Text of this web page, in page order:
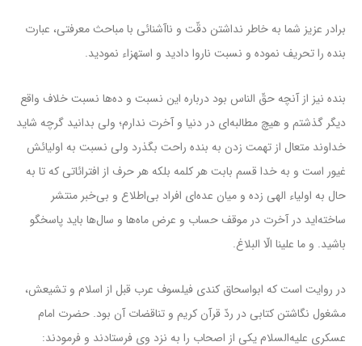
برادر عزیز شما به خاطر نداشتن دقّت و ناآشنائی با مباحث معرفتی، عبارت
بنده را تحریف نموده و نسبت ناروا دادید و استهزاء نمودید.
بنده نیز از آنچه حقّ الناس بود درباره این نسبت و ده‌ها نسبت خلاف واقع
دیگر گذشتم و هیچ مطالبه‌ای در دنیا و آخرت ندارم؛ ولی بدانید گرچه شاید
خداوند متعال از تهمت زدن به بنده راحت بگذرد ولی نسبت به اولیائش
غیور است و به خدا قسم بابت هر کلمه بلکه هر حرف از افترائاتی که تا به
حال به اولیاء الهی زده و میان عده‌ای افراد بی‌اطلاع و بی‌خبر منتشر
ساخته‌اید در آخرت در موقف حساب و عرض ماه‌ها و سال‌ها باید پاسخگو
باشید. و ما علینا الّا البلاغ.
در روایت است که ابواسحاق کندی فیلسوف عرب قبل از اسلام و تشیعش،
مشغول نگاشتن کتابی در ردّ قرآن کریم و تناقضات آن بود. حضرت امام
عسکری علیه‌السلام یکی از اصحاب را به نزد وی فرستادند و فرمودند: